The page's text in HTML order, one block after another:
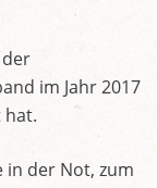
der
im Jahr 2017
hat.
in der Not, zum